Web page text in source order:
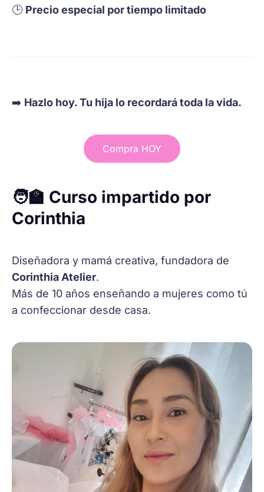
🕒 Precio especial por tiempo limitado
➡️ Hazlo hoy. Tu hija lo recordará toda la vida.
Compra HOY
🧑‍🏫 Curso impartido por
Corinthia
Diseñadora y mamá creativa, fundadora de
Corinthia Atelier.
Más de 10 años enseñando a mujeres como tú
a confeccionar desde casa.